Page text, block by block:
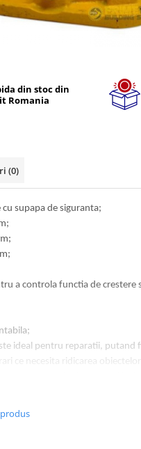
Facebook
din stoc din
Romania
(0)
supapa de siguranta;
a controla functia de crestere
ideal pentru reparatii,
ce necesita ridicarea obiectelor
verificati ca surubul de